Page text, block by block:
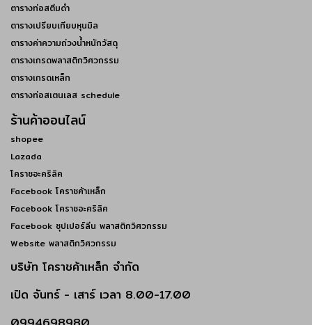
ตารางท่อสตีมดำ
ตารางเปรียบเทียบหุนมิล
ตารางค่าความถ่วงน้ำหนักวัสดุ
ตารางเกรดพลาสติกวิศวกรรม
ตารางเกรดเหล็ก
ตารางท่อสเตนเลส schedule
ร้านค้าออนไลน์
shopee
Lazada
โคราชอะคริลิค
Facebook โคราชค้าเหล็ก
Facebook โคราชอะคริลิค
Facebook ซุปเปอร์ลีน พลาสติกวิศวกรรม
Website พลาสติกวิศวกรรม
บริษัท โคราชค้าเหล็ก จำกัด
เปิด จันทร์ - เสาร์ เวลา 8.00-17.00